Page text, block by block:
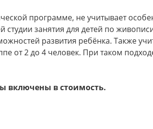
программе, не учитывает
занятия для детей по
развития ребёнка. Также
от 2 до 4 человек. При таком
включены в стоимость.